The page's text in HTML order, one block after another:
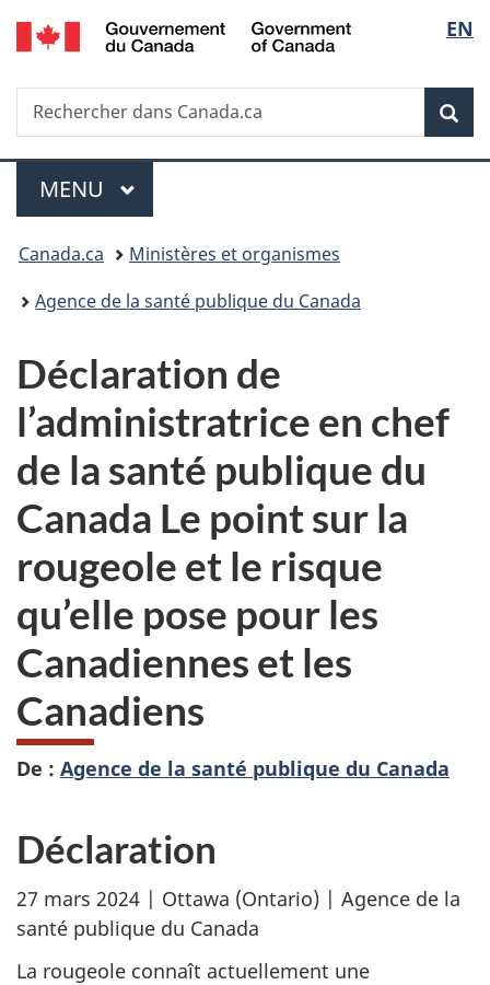
Passer
au
principal
Passer
à
Au
du
Passer
à
version
simplifiée
de
la
EN
Recherche
Rechercher
dans
Menu
MENU PRINCIPAL
Vous
êtes
Canada.ca
Ministères et organismes
Agence de la santé publique du Canada
Déclaration de
l’administratrice en chef
de la santé publique du
Canada Le point sur la
rougeole et le risque
qu’elle pose pour les
Canadiennes et les
Canadiens
De : Agence de la santé publique du Canada
Déclaration
27 mars 2024 | Ottawa (Ontario) | Agence de la
santé publique du Canada
La rougeole connaît actuellement une